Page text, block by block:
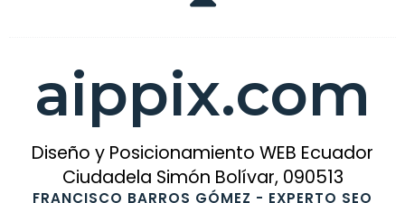
aippix.com
Diseño y Posicionamiento WEB Ecuador
Ciudadela Simón Bolívar, 090513
FRANCISCO BARROS GÓMEZ - EXPERTO SEO